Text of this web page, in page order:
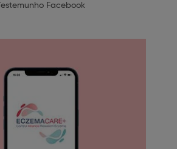
Testemunho Facebook